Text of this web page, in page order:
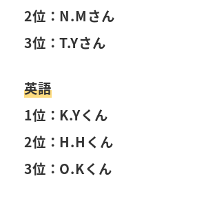
2位：N.Mさん
3位：T.Yさん
英語
1位：K.Yくん
2位：H.Hくん
3位：O.Kくん